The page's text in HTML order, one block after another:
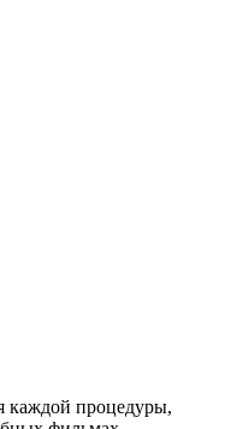
каждой процедуры,